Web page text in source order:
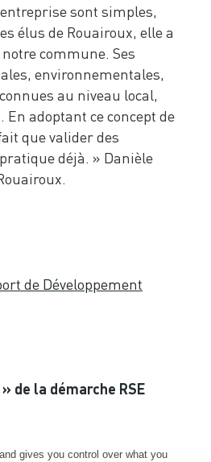
sont simples,
élus de Rouairoux, elle a
commune. Ses
environnementales,
au niveau local,
adoptant ce concept de
que valider des
déjà. » Danièle
de Développement
de la démarche RSE
Sociétale des
gives you control over what you